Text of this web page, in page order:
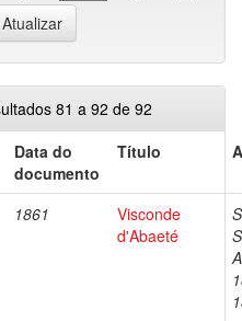
81 a 92 de 92
Data do
documento
Título
1861
Visconde
d'Abaeté